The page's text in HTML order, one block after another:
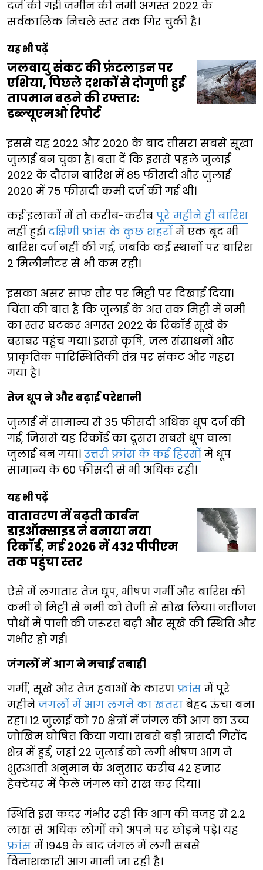
दर्ज की गई। जमीन की नमी अगस्त 2022 के
सर्वकालिक निचले स्तर तक गिर चुकी है।
यह भी पढ़ें
जलवायु संकट की फ्रंटलाइन पर
एशिया, पिछले दशकों से दोगुणी हुई
तापमान बढ़ने की रफ्तार:
डब्ल्यूएमओ रिपोर्ट
इससे यह 2022 और 2020 के बाद तीसरा सबसे सूखा
जुलाई बन चुका है। बता दें कि इससे पहले जुलाई
2022 के दौरान बारिश में 85 फीसदी और जुलाई
2020 में 75 फीसदी कमी दर्ज की गई थी।
कई इलाकों में तो करीब-करीब पूरे महीने ही बारिश
नहीं हुई। दक्षिणी फ्रांस के कुछ शहरों में एक बूंद भी
बारिश दर्ज नहीं की गई, जबकि कई स्थानों पर बारिश
2 मिलीमीटर से भी कम रही।
इसका असर साफ तौर पर मिट्टी पर दिखाई दिया।
चिंता की बात है कि जुलाई के अंत तक मिट्टी में नमी
का स्तर घटकर अगस्त 2022 के रिकॉर्ड सूखे के
बराबर पहुंच गया। इससे कृषि, जल संसाधनों और
प्राकृतिक पारिस्थितिकी तंत्र पर संकट और गहरा
गया है।
तेज धूप ने और बढ़ाई परेशानी
जुलाई में सामान्य से 35 फीसदी अधिक धूप दर्ज की
गई, जिससे यह रिकॉर्ड का दूसरा सबसे धूप वाला
जुलाई बन गया। उत्तरी फ्रांस के कई हिस्सों में धूप
सामान्य के 60 फीसदी से भी अधिक रही।
यह भी पढ़ें
वातावरण में बढ़ती कार्बन
डाइऑक्साइड ने बनाया नया
रिकॉर्ड, मई 2026 में 432 पीपीएम
तक पहुंचा स्तर
ऐसे में लगातार तेज धूप, भीषण गर्मी और बारिश की
कमी ने मिट्टी से नमी को तेजी से सोख लिया। नतीजन
पौधों में पानी की जरूरत बढ़ी और सूखे की स्थिति और
गंभीर हो गई।
जंगलों में आग ने मचाई तबाही
गर्मी, सूखे और तेज हवाओं के कारण फ्रांस में पूरे
महीने जंगलों में आग लगने का खतरा बेहद ऊंचा बना
रहा। 12 जुलाई को 70 क्षेत्रों में जंगल की आग का उच्च
जोखिम घोषित किया गया। सबसे बड़ी त्रासदी गिरोंद
क्षेत्र में हुई, जहां 22 जुलाई को लगी भीषण आग ने
शुरुआती अनुमान के अनुसार करीब 42 हजार
हेक्टेयर में फैले जंगल को राख कर दिया।
स्थिति इस कदर गंभीर रही कि आग की वजह से 2.2
लाख से अधिक लोगों को अपने घर छोड़ने पड़े। यह
फ्रांस में 1949 के बाद जंगल में लगी सबसे
विनाशकारी आग मानी जा रही है।